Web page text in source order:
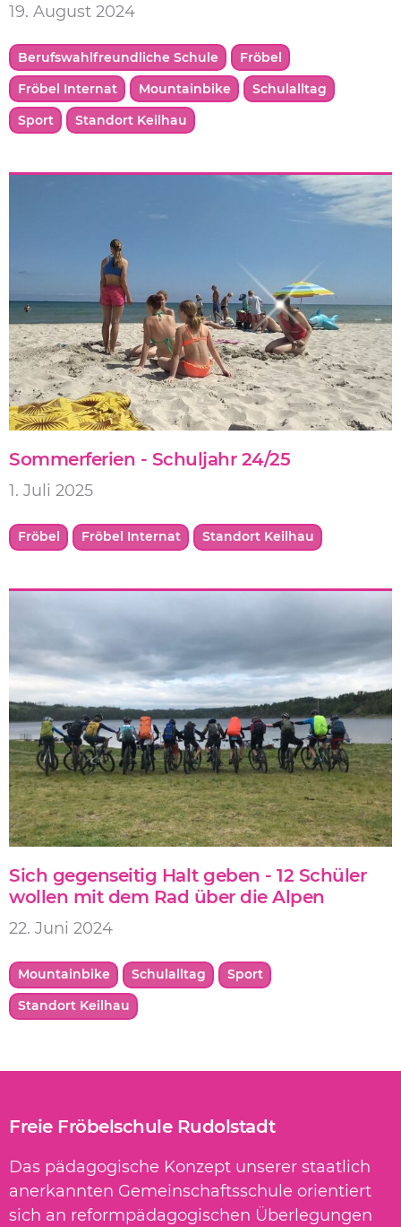
19. August 2024
Berufswahlfreundliche Schule
Fröbel
Fröbel Internat
Mountainbike
Schulalltag
Sport
Standort Keilhau
Sommerferien - Schuljahr 24/25
1. Juli 2025
Fröbel Fröbel Internat Standort Keilhau
Sich gegenseitig Halt geben - 12 Schüler
wollen mit dem Rad über die Alpen
22. Juni 2024
Mountainbike Schulalltag
Sport
Standort Keilhau
Freie Fröbelschule Rudolstadt
Das pädagogische Konzept unserer staatlich
anerkannten Gemeinschaftsschule orientiert
sich an reformpädagogischen Überlegungen